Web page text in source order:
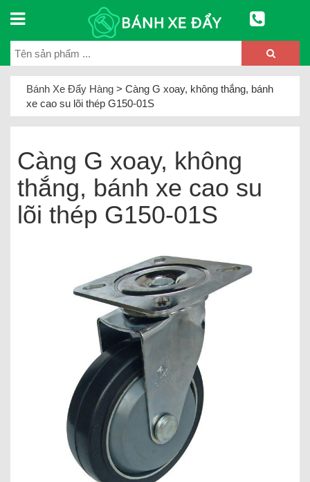
Bánh Xe Đẩy Hàng > Càng G xoay, không thắng, bánh
xe cao su lõi thép G150-01S
Càng G xoay, không
thắng, bánh xe cao su
lõi thép G150-01S